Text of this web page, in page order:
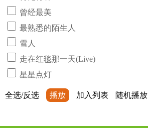
曾经最美
最熟悉的陌生人
雪人
走在红毯那一天(Live)
星星点灯
全选/反选 播放 加入列表 随机播放